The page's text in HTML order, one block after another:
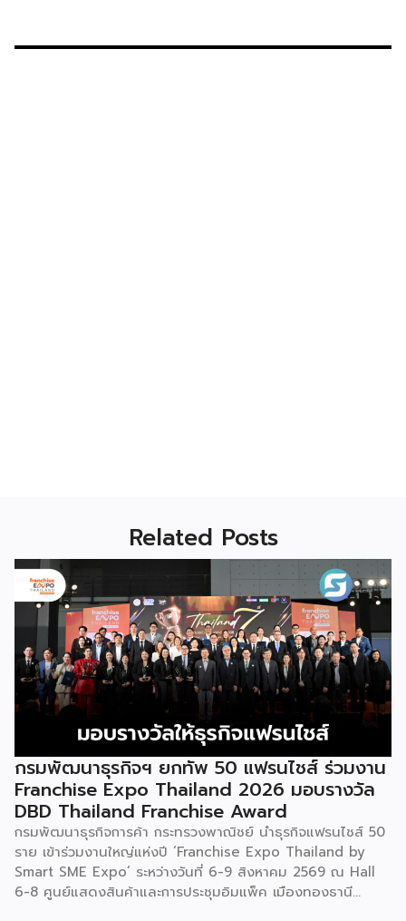
Related Posts
กรมพัฒนาธุรกิจฯ ยกทัพ 50 แฟรนไชส์ ร่วมงาน
Franchise Expo Thailand 2026 มอบรางวัล
DBD Thailand Franchise Award
กรมพัฒนาธุรกิจการค้า กระทรวงพาณิชย์ นำธุรกิจแฟรนไชส์ 50
ราย เข้าร่วมงานใหญ่แห่งปี ‘Franchise Expo Thailand by
Smart SME Expo’ ระหว่างวันที่ 6-9 สิงหาคม 2569 ณ Hall
6-8 ศูนย์แสดงสินค้าและการประชุมอิมแพ็ค เมืองทองธานี